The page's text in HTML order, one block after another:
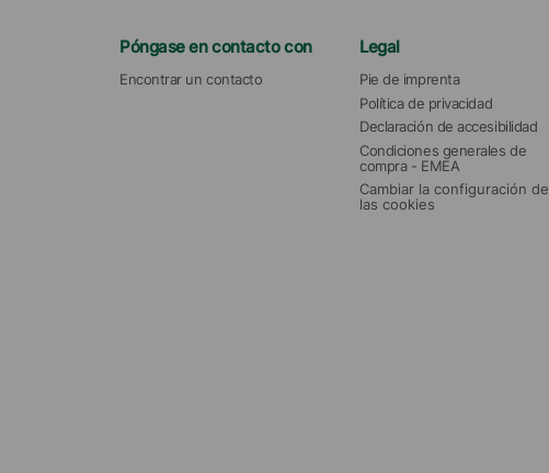
Póngase en contacto con
Encontrar un contacto
Legal
Pie de imprenta
Política de privacidad
Declaración de accesibilidad
Condiciones generales de
compra - EMEA
Cambiar la configuración de
las cookies